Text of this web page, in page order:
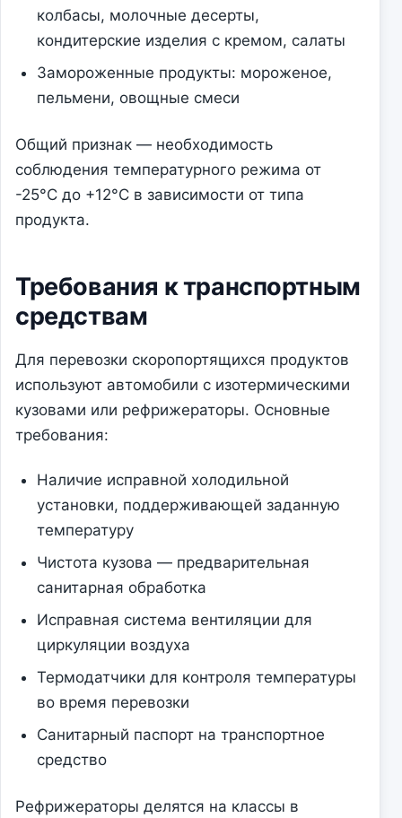
колбасы, молочные десерты,
кондитерские изделия с кремом, салаты
Замороженные продукты: мороженое,
пельмени, овощные смеси
Общий признак — необходимость
соблюдения температурного режима от
-25°C до +12°C в зависимости от типа
продукта.
Требования к транспортным
средствам
Для перевозки скоропортящихся продуктов
используют автомобили с изотермическими
кузовами или рефрижераторы. Основные
требования:
Наличие исправной холодильной
установки, поддерживающей заданную
температуру
Чистота кузова — предварительная
санитарная обработка
Исправная система вентиляции для
циркуляции воздуха
Термодатчики для контроля температуры
во время перевозки
Санитарный паспорт на транспортное
средство
Рефрижераторы делятся на классы в